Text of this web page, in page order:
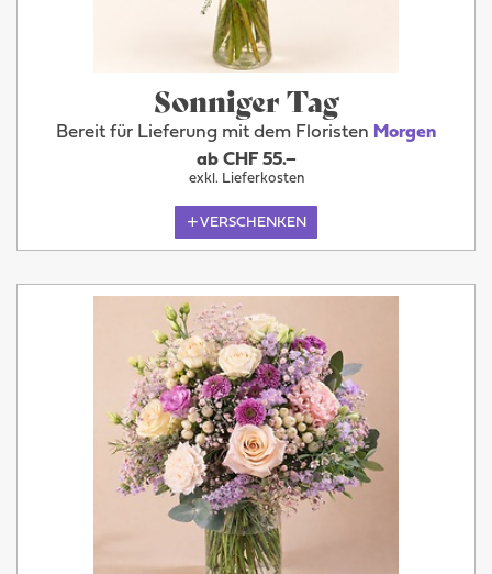
Sonniger Tag
Bereit für Lieferung mit dem Floristen Morgen
ab CHF 55.–
exkl. Lieferkosten
VERSCHENKEN